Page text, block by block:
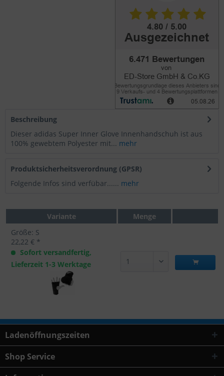
Beschreibung
Dieser adidas Super Inner Glove Innenhandschuh ist aus
100% gewebtem Polyester mit... mehr
Produktsicherheitsverordnung (GPSR)
Folgende Infos sind verfübar...... mehr
Variante
Menge
Größe: S
22,22 € *
Sofort versandfertig,
Lieferzeit 1-3 Werktage
Ladenöffnungszeiten
Shop Service